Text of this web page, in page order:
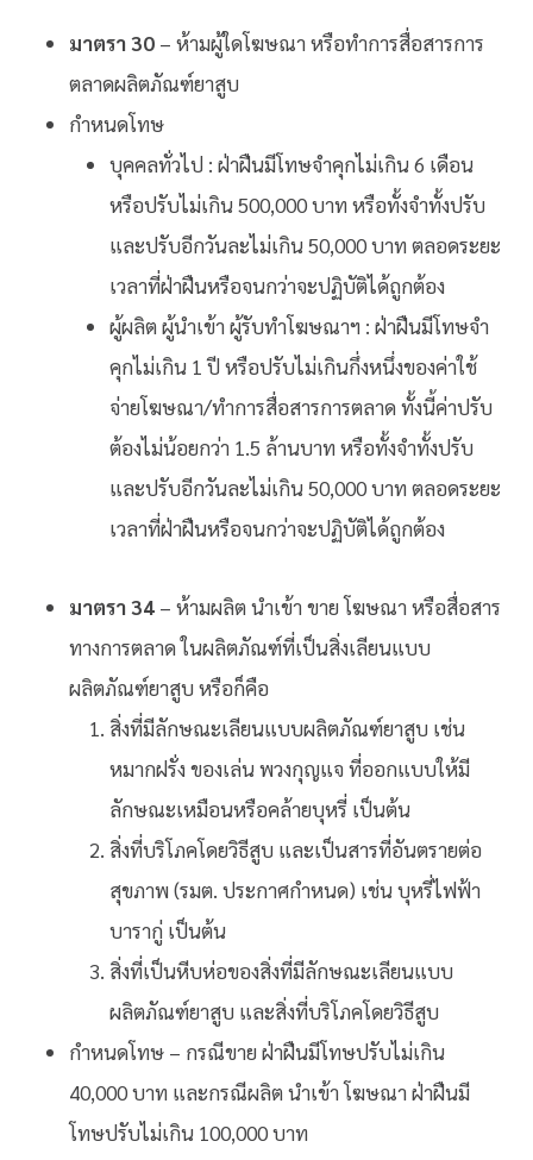
มาตรา 30 – ห้ามผู้ใดโฆษณา หรือทําการสื่อสารการ
ตลาดผลิตภัณฑ์ยาสูบ
กำหนดโทษ
บุคคลทั่วไป : ฝ่าฝืนมีโทษจำคุกไม่เกิน 6 เดือน
หรือปรับไม่เกิน 500,000 บาท หรือทั้งจำทั้งปรับ
และปรับอีกวันละไม่เกิน 50,000 บาท ตลอดระยะ
เวลาที่ฝ่าฝืนหรือจนกว่าจะปฏิบัติได้ถูกต้อง
ผู้ผลิต ผู้นำเข้า ผู้รับทำโฆษณาฯ : ฝ่าฝืนมีโทษจำ
คุกไม่เกิน 1 ปี หรือปรับไม่เกินกึ่งหนึ่งของค่าใช้
จ่ายโฆษณา/ทำการสื่อสารการตลาด ทั้งนี้ค่าปรับ
ต้องไม่น้อยกว่า 1.5 ล้านบาท หรือทั้งจำทั้งปรับ
และปรับอีกวันละไม่เกิน 50,000 บาท ตลอดระยะ
เวลาที่ฝ่าฝืนหรือจนกว่าจะปฏิบัติได้ถูกต้อง
มาตรา 34 – ห้ามผลิต นำเข้า ขาย โฆษณา หรือสื่อสาร
ทางการตลาด ในผลิตภัณฑ์ที่เป็นสิ่งเลียนแบบ
ผลิตภัณฑ์ยาสูบ หรือก็คือ
สิ่งที่มีลักษณะเลียนแบบผลิตภัณฑ์ยาสูบ เช่น
หมากฝรั่ง ของเล่น พวงกุญแจ ที่ออกแบบให้มี
ลักษณะเหมือนหรือคล้ายบุหรี่ เป็นต้น
สิ่งที่บริโภคโดยวิธีสูบ และเป็นสารที่อันตรายต่อ
สุขภาพ (รมต. ประกาศกำหนด) เช่น บุหรี่ไฟฟ้า
บารากู่ เป็นต้น
สิ่งที่เป็นหีบห่อของสิ่งที่มีลักษณะเลียนแบบ
ผลิตภัณฑ์ยาสูบ และสิ่งที่บริโภคโดยวิธีสูบ
กำหนดโทษ – กรณีขาย ฝ่าฝืนมีโทษปรับไม่เกิน
40,000 บาท และกรณีผลิต นำเข้า โฆษณา ฝ่าฝืนมี
โทษปรับไม่เกิน 100,000 บาท